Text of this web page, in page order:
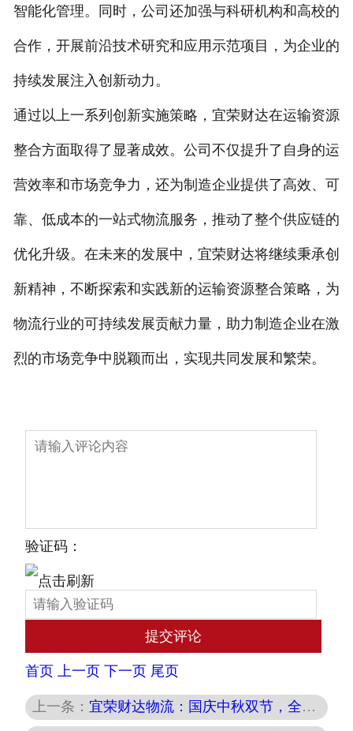
智能化管理。同时，公司还加强与科研机构和高校的
合作，开展前沿技术研究和应用示范项目，为企业的
持续发展注入创新动力。
通过以上一系列创新实施策略，宜荣财达在运输资源
整合方面取得了显著成效。公司不仅提升了自身的运
营效率和市场竞争力，还为制造企业提供了高效、可
靠、低成本的一站式物流服务，推动了整个供应链的
优化升级。在未来的发展中，宜荣财达将继续秉承创
新精神，不断探索和实践新的运输资源整合策略，为
物流行业的可持续发展贡献力量，助力制造企业在激
烈的市场竞争中脱颖而出，实现共同发展和繁荣。
验证码：
首页 上一页 下一页 尾页
上一条： 宜荣财达物流：国庆中秋双节，全力保障您的物流需求